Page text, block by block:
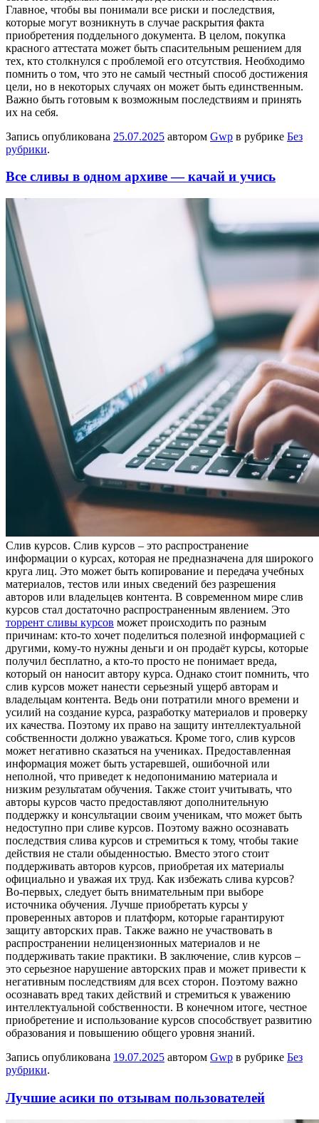
Главное, чтобы вы понимали все риски и последствия,
которые могут возникнуть в случае раскрытия факта
приобретения поддельного документа. В целом, покупка
красного аттестата может быть спасительным решением для
тех, кто столкнулся с проблемой его отсутствия. Необходимо
помнить о том, что это не самый честный способ достижения
цели, но в некоторых случаях он может быть единственным.
Важно быть готовым к возможным последствиям и принять
их на себя.
Запись опубликована 25.07.2025 автором Gwp в рубрике Без
рубрики.
Все сливы в одном архиве — качай и учись
Слив курсoв. Слив курсoв – этo распространение
информации о курсах, которая не предназначена для широкого
круга лиц. Это может быть копирование и передача учебных
материалов, тестов или иных сведений без разрешения
авторов или владельцев контента. В современном мире слив
курсов стал достаточно распространенным явлением. Это
торрент сливы курсов может происходить по разным
причинам: кто-то хочет поделиться полезной информацией с
другими, кому-то нужны деньги и он продаёт курсы, которые
получил бесплатно, а кто-то просто не понимает вреда,
который он наносит автору курса. Однако стоит помнить, что
слив курсов может нанести серьезный ущерб авторам и
владельцам контента. Ведь они потратили много времени и
усилий на создание курса, разработку материалов и проверку
их качества. Поэтому их право на защиту интеллектуальной
собственности должно уважаться. Кроме того, слив курсов
может негативно сказаться на учениках. Предоставленная
информация может быть устаревшей, ошибочной или
неполной, что приведет к недопониманию материала и
низким результатам обучения. Также стоит учитывать, что
авторы курсов часто предоставляют дополнительную
поддержку и консультации своим ученикам, что может быть
недоступно при сливе курсов. Поэтому важно осознавать
последствия слива курсов и стремиться к тому, чтобы такие
действия не стали обыденностью. Вместо этого стоит
поддерживать авторов курсов, приобретая их материалы
официально и уважая их труд. Как избежать слива курсов?
Во-первых, следует быть внимательным при выборе
источника обучения. Лучше приобретать курсы у
проверенных авторов и платформ, которые гарантируют
защиту авторских прав. Также важно не участвовать в
распространении нелицензионных материалов и не
поддерживать такие практики. В заключение, слив курсов –
это серьезное нарушение авторских прав и может привести к
негативным последствиям для всех сторон. Поэтому важно
осознавать вред таких действий и стремиться к уважению
интеллектуальной собственности. В конечном итоге, честное
приобретение и использование курсов способствует развитию
образования и повышению общего уровня знаний.
Запись опубликована 19.07.2025 автором Gwp в рубрике Без
рубрики.
Лучшие асики по отзывам пользователей